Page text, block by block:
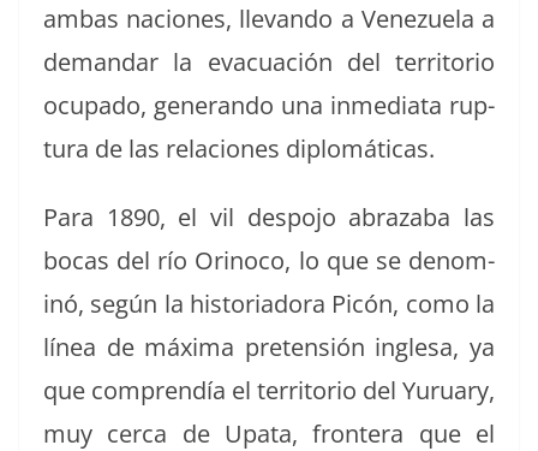
ambas naciones, lle­van­do a Venezuela a
deman­dar la evac­uación del ter­ri­to­rio
ocu­pa­do, generan­do una inmedi­a­ta rup­
tura de las rela­ciones diplomáticas.
Para 1890, el vil despo­jo abraz­a­ba las
bocas del río Orinoco, lo que se denom­
inó, según la his­to­ri­ado­ra Picón, como la
línea de máx­i­ma pre­ten­sión ingle­sa, ya
que com­prendía el ter­ri­to­rio del Yuru­ary,
muy cer­ca de Upa­ta, fron­tera que el